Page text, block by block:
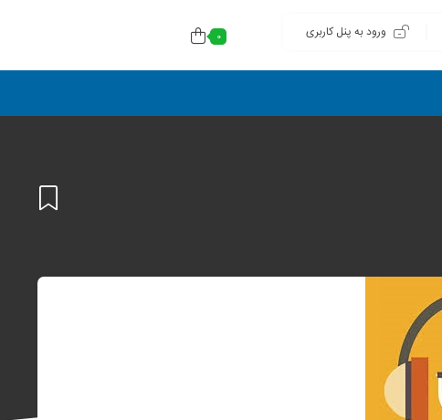
ورود به پنل کاربری 0